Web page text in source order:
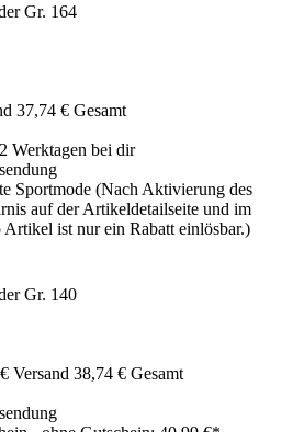
Gr. 164
37,74 € Gesamt
Werktagen bei dir
Sportmode (Nach Aktivierung des
auf der Artikeldetailseite und im
ist nur ein Rabatt einlösbar.)
Gr. 140
Versand 38,74 € Gesamt